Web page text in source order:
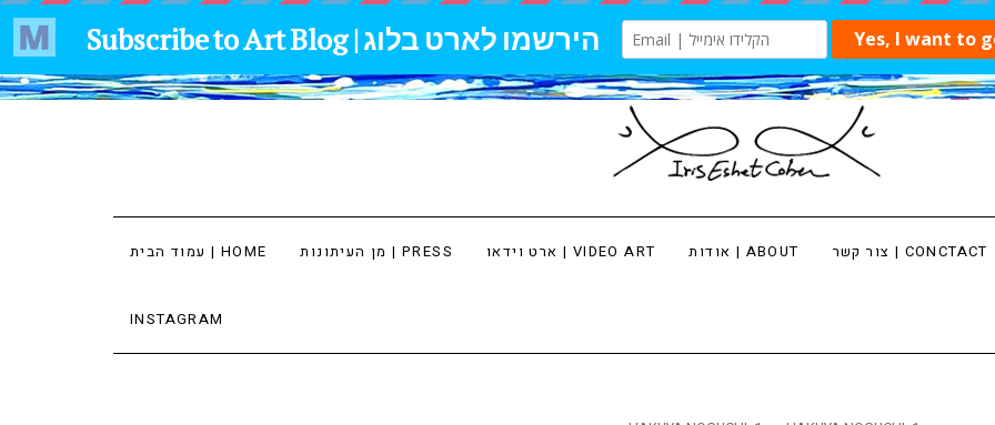
עמוד הבית | HOME מן העיתונות | PRESS ארט וידאו | VIDEO ART אודות | ABOUT צור קשר | CONCTACT
INSTAGRAM